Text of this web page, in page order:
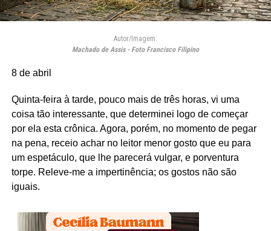
Autor/Imagem:
Machado de Assis - Foto Francisco Filipino
8 de abril
Quinta-feira à tarde, pouco mais de três horas, vi uma
coisa tão interessante, que determinei logo de começar
por ela esta crônica. Agora, porém, no momento de pegar
na pena, receio achar no leitor menor gosto que eu para
um espetáculo, que lhe parecerá vulgar, e porventura
torpe. Releve-me a impertinência; os gostos não são
iguais.